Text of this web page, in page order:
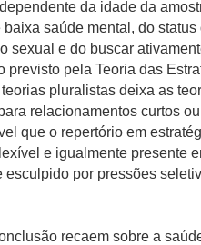
da idade da
saúde mental, do status
sexual e do buscar
previsto pela Teoria das
pluralistas deixa as
relacionamentos curtos
que o repertório em
e igualmente presente
esculpido por pressões
recaem sobre a